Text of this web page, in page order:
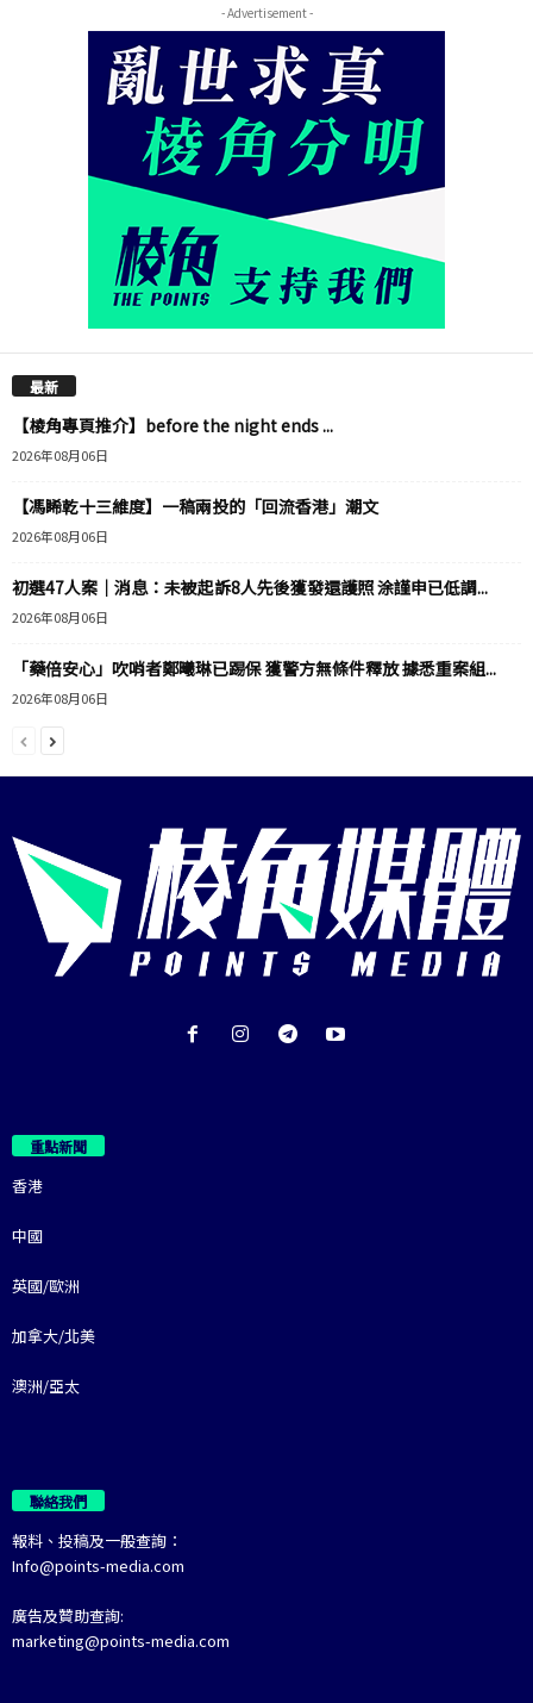
- Advertisement -
最新
【棱角專頁推介】before the night ends ...
2026年08月06日
【馮睎乾十三維度】一稿兩投的「回流香港」潮文
2026年08月06日
初選47人案｜消息：未被起訴8人先後獲發還護照 涂謹申已低調...
2026年08月06日
「藥倍安心」吹哨者鄭曦琳已踢保 獲警方無條件釋放 據悉重案組...
2026年08月06日
重點新聞
香港
中國
英國/歐洲
加拿大/北美
澳洲/亞太
聯絡我們
報料、投稿及一般查詢：
Info@points-media.com
廣告及贊助查詢:
marketing@points-media.com